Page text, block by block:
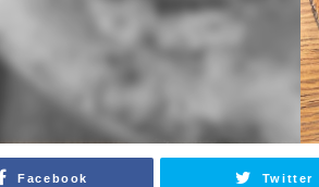
Facebook Twitter